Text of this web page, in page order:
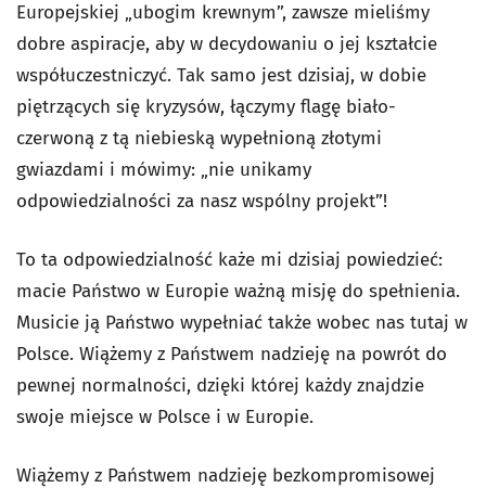
Europejskiej „ubogim krewnym”, zawsze mieliśmy
dobre aspiracje, aby w decydowaniu o jej kształcie
współuczestniczyć. Tak samo jest dzisiaj, w dobie
piętrzących się kryzysów, łączymy flagę biało-
czerwoną z tą niebieską wypełnioną złotymi
gwiazdami i mówimy: „nie unikamy
odpowiedzialności za nasz wspólny projekt”!
To ta odpowiedzialność każe mi dzisiaj powiedzieć:
macie Państwo w Europie ważną misję do spełnienia.
Musicie ją Państwo wypełniać także wobec nas tutaj w
Polsce. Wiążemy z Państwem nadzieję na powrót do
pewnej normalności, dzięki której każdy znajdzie
swoje miejsce w Polsce i w Europie.
Wiążemy z Państwem nadzieję bezkompromisowej